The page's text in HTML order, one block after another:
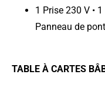
1 Prise 230 V •
Panneau de
TABLE À CARTES